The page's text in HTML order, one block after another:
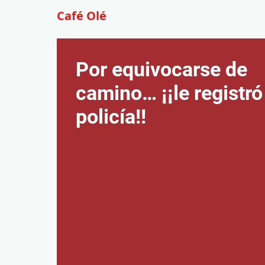
Café Olé
Por equivocarse de
camino… ¡¡le
policía!!